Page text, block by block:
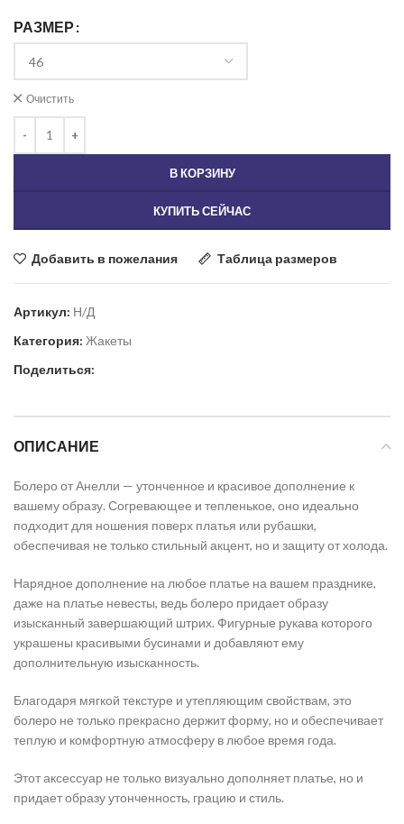
РАЗМЕР
Очистить
В КОРЗИНУ
КУПИТЬ СЕЙЧАС
Добавить в пожелания Таблица размеров
Артикул: Н/Д
Категория: Жакеты
Поделиться:
ОПИСАНИЕ
Болеро от Анелли — утонченное и красивое дополнение к
вашему образу. Согревающее и тепленькое, оно идеально
подходит для ношения поверх платья или рубашки,
обеспечивая не только стильный акцент, но и защиту от холода.
Нарядное дополнение на любое платье на вашем празднике,
даже на платье невесты, ведь болеро придает образу
изысканный завершающий штрих. Фигурные рукава которого
украшены красивыми бусинами и добавляют ему
дополнительную изысканность.
Благодаря мягкой текстуре и утепляющим свойствам, это
болеро не только прекрасно держит форму, но и обеспечивает
теплую и комфортную атмосферу в любое время года.
Этот аксессуар не только визуально дополняет платье, но и
придает образу утонченность, грацию и стиль.